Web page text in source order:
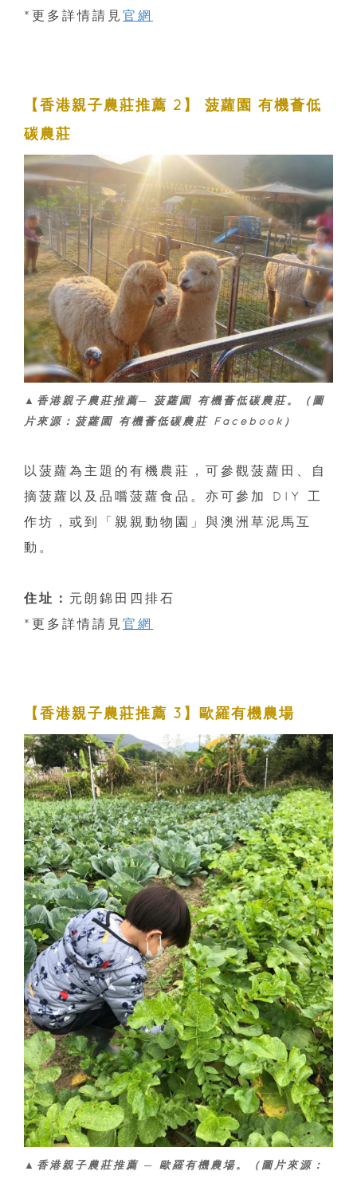
*更多詳情請見 官網
【香港親子農莊推薦 2】 菠蘿園 有機薈低
碳農莊
▲香港親子農莊推薦─ 菠蘿園 有機薈低碳農莊。（圖
片來源：菠蘿園 有機薈低碳農莊 Facebook）
以菠蘿為主題的有機農莊，可參觀菠蘿田、自
摘菠蘿以及品嚐菠蘿食品。亦可參加 DIY 工
作坊，或到「親親動物園」與澳洲草泥馬互
動。
住址： 元朗錦田四排石
*更多詳情請見 官網
【香港親子農莊推薦 3】歐羅有機農場
▲香港親子農莊推薦 ─ 歐羅有機農場。（圖片來源：